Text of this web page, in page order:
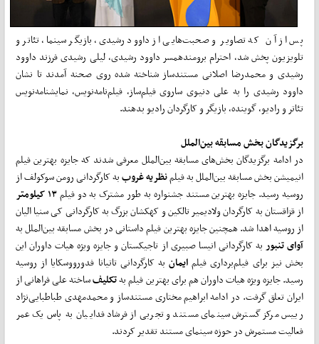
پس از آن که تصاویر و صحبت‌هایی از داوود رشیدی، بازیگر سینما، تئاتر و
تلویزیون پخش شد، احترام برومندهمسر داوود رشیدی، لیلی رشیدی فرزند داوود
رشیدی و محمدرضا اصلانی مستندساز شناخته شده روی صحنه آمدند تا نشان
داوود رشیدی را به علی دنیوی ساروی فیلم‌ساز، فیلم‌نامه‌نویس، نمایشنامه‌نویس
تئاتر و رادیو، گوینده، بازیگر و کارگردان رادیو بدهند.
برگزیدگان بخش مسابقه بین‌الملل
در ادامه برگزیدگان بخش‌های مسابقه بین‌الملل معرفی شدند که جایزه بهترین فیلم
انیمیشن بخش مسابقه بین‌الملل به فیلمنظریه غروببه کارگردانی رومن سوکولف از
روسیه رسید. جایزه بهترین مستند جشنواره به طور مشترک به دو فیلم۱۳ کیلومتر
از قزاقستان به کارگردان ولادیمیر تالکین و کهکشان بزرگ به کارگردانی کی سنیا الیان
از روسیه اهدا شد. همچنین جایزه بهترین فیلم داستانی در بخش مسابقه بین‌الملل به
آوای تنبوربه کارگردانی انیسا صبیری از تاجیکستان و جایزه ویژه هیات داوران این
بخش نیز برای فیلم‌برداری فیلمایمانبه کارگردانی تاتیانا فدورووسکایا از روسیه
رسید. جایزه ویژه هیات داوران هم برای بهترین فیلم بهتکلیفساخته علی فراهانی از
ایران تعلق گرفت. در ادامه ابراهیم مختاری مستندساز و محمدمهدی طباطبایی‌نژاد
رییس مرکز گسترش سینمای مستند و تجربی از فرشاد فداییان به پاس یک عمر
فعالیت مستمرش در حوزه سینمای مستند تقدیر کردند.